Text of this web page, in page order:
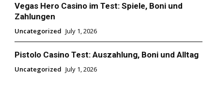
Vegas Hero Casino im Test: Spiele, Boni und
Zahlungen
Uncategorized July 1, 2026
Pistolo Casino Test: Auszahlung, Boni und Alltag
Uncategorized July 1, 2026